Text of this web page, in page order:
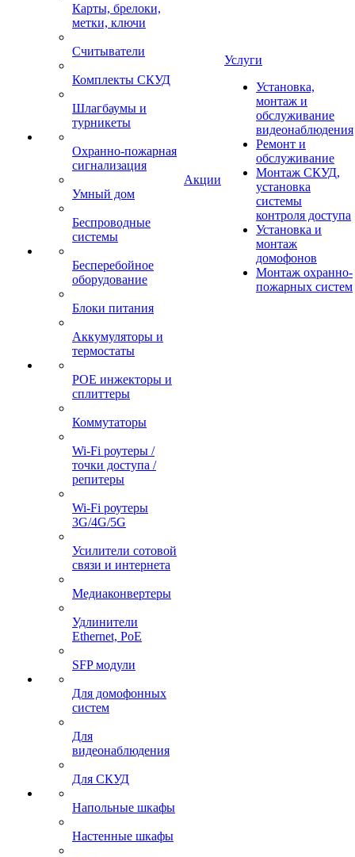
Карты, брелоки,
метки, ключи
Считыватели
Комплекты СКУД
Шлагбаумы и
турникеты
Охранно-пожарная
сигнализация
Умный дом
Беспроводные
системы
Бесперебойное
оборудование
Блоки питания
Аккумуляторы и
термостаты
POE инжекторы и
сплиттеры
Коммутаторы
Wi-Fi роутеры /
точки доступа /
репитеры
Wi-Fi роутеры
3G/4G/5G
Усилители сотовой
связи и интернета
Медиаконвертеры
Удлинители
Ethernet, PoE
SFP модули
Для домофонных
систем
Для
видеонаблюдения
Для СКУД
Напольные шкафы
Настенные шкафы
Акции
Услуги
Установка,
монтаж и
обслуживание
видеонаблюдения
Ремонт и
обслуживание
Монтаж СКУД,
установка
системы
контроля доступа
Установка и
монтаж
домофонов
Монтаж охранно-
пожарных систем